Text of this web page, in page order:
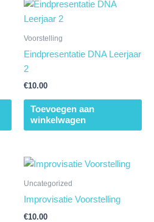
Voorstelling
Eindpresentatie DNA Leerjaar
2
€10.00
Toevoegen aan
winkelwagen
Uncategorized
Improvisatie Voorstelling
€10.00